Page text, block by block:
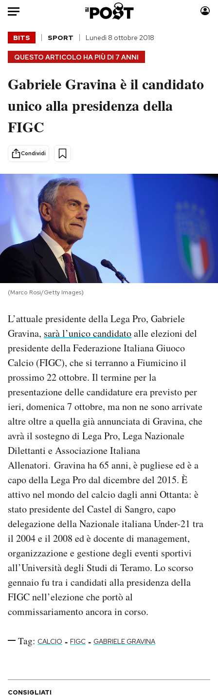
Auto
HOME
Italia
Politica
Tecnologia
Scienza
Economia
Sport
Moda
Consumismi
Altrecose
Mondiali calcio 2026
PODCAST
NEWSLETTER
SHOP
CALENDARIO
AREA PERSONALE
Area Personale
Newsletter
Hai bisogno di aiuto?
Esci
QUESTO ARTICOLO HA PIÙ DI 7 ANNI
BITS SPORT Lunedì 8 ottobre 2018
Gabriele Gravina è il candidato
unico alla presidenza della
FIGC
Condividi
(Marco Rosi/Getty Images)
L’attuale presidente della Lega Pro, Gabriele
Gravina, sarà l’unico candidatoalle elezioni del
presidente della Federazione Italiana Giuoco
Calcio (FIGC), che si terranno a Fiumicino il
prossimo 22 ottobre. Il termine per la
presentazione delle candidature era previsto per
ieri, domenica 7 ottobre, ma non ne sono arrivate
altre oltre a quella già annunciata di Gravina, che
avrà il sostegno di Lega Pro, Lega Nazionale
Dilettanti e Associazione Italiana
Allenatori. Gravina ha 65 anni, è pugliese ed è a
capo della Lega Pro dal dicembre del 2015. È
attivo nel mondo del calcio dagli anni Ottanta: è
stato presidente del Castel di Sangro, capo
delegazione della Nazionale italiana Under-21 tra
il 2004 e il 2008 ed è docente di management,
organizzazione e gestione degli eventi sportivi
all’Università degli Studi di Teramo. Lo scorso
gennaio fu tra i candidati alla presidenza della
FIGC nell’elezione che portò al
commissariamento ancora in corso.
Tag: CALCIO - FIGC - GABRIELE GRAVINA
CONSIGLIATI